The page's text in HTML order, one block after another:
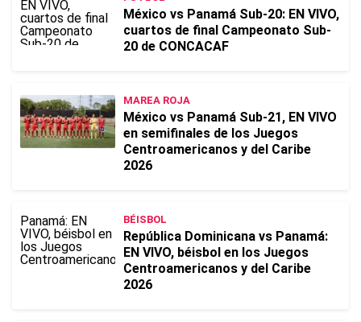
México vs Panamá Sub-20: EN VIVO,
cuartos de final Campeonato Sub-
20 de CONCACAF
MAREA ROJA
México vs Panamá Sub-21, EN VIVO
en semifinales de los Juegos
Centroamericanos y del Caribe
2026
BÉISBOL
República Dominicana vs Panamá:
EN VIVO, béisbol en los Juegos
Centroamericanos y del Caribe
2026